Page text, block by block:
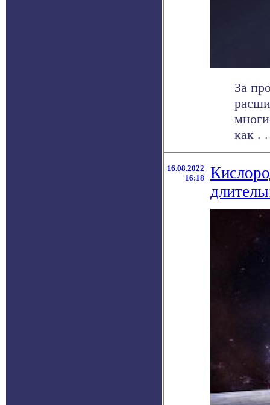
За
как .
16.08.2022
16:18